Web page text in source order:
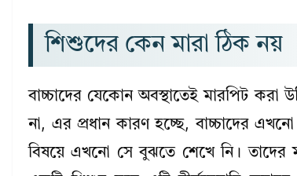
শিশুদের কেন মারা ঠিক নয়
বাচ্চাদের যেকোন অবস্থাতেই মারপিট করা
না, এর প্রধান কারণ হচ্ছে, বাচ্চাদের
বিষয়ে এখনো সে বুঝতে শেখে নি। তাদের